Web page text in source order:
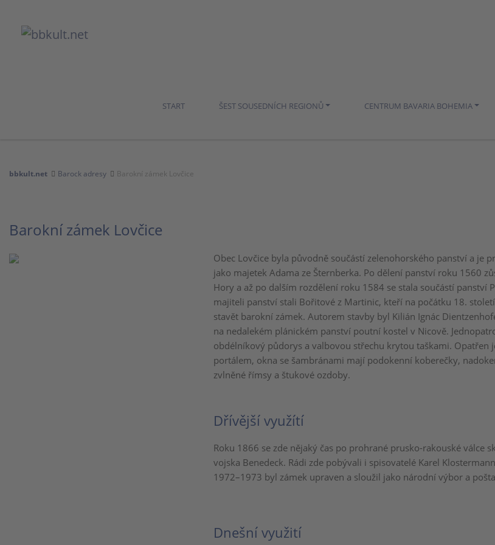
START ŠEST SOUSEDNÍCH REGIONŮ CENTRUM BAVARIA BOHEMIA
bbkult.net Barock adresy Barokní zámek Lovčice
Barokní zámek Lovčice
Obec Lovčice byla původně součástí zelenohorského panství a je
jako majetek Adama ze Šternberka. Po dělení panství roku 1560
Hory a až po dalším rozdělení roku 1584 se stala součástí panství
majiteli panství stali Bořitové z Martinic, kteří na počátku 18.
stavět barokní zámek. Autorem stavby byl Kilián Ignác
na nedalekém plánickém panství poutní kostel v Nicově.
obdélníkový půdorys a valbovou střechu krytou taškami. Opatřen
portálem, okna se šambránami mají podokenní koberečky,
zvlněné římsy a štukové ozdoby.
Dřívější využítí
Roku 1866 se zde nějaký čas po prohrané prusko-rakouské válce
vojska Benedeck. Rádi zde pobývali i spisovatelé Karel
1972–1973 byl zámek upraven a sloužil jako národní výbor a
Dnešní využití